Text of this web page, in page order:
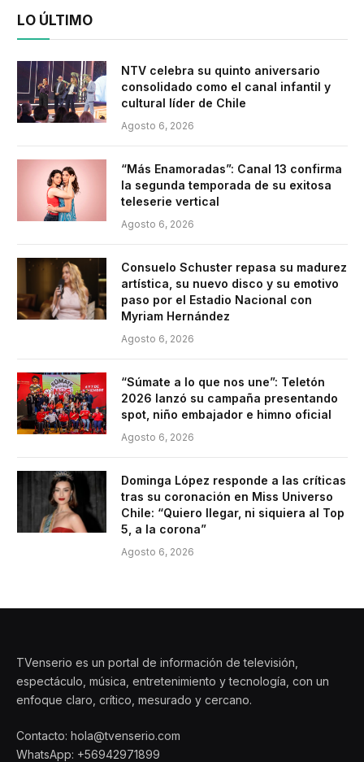
LO ÚLTIMO
NTV celebra su quinto aniversario
consolidado como el canal infantil y
cultural líder de Chile
Agosto 6, 2026
“Más Enamoradas”: Canal 13 confirma
la segunda temporada de su exitosa
teleserie vertical
Agosto 6, 2026
Consuelo Schuster repasa su madurez
artística, su nuevo disco y su emotivo
paso por el Estadio Nacional con
Myriam Hernández
Agosto 6, 2026
“Súmate a lo que nos une”: Teletón
2026 lanzó su campaña presentando
spot, niño embajador e himno oficial
Agosto 6, 2026
Dominga López responde a las críticas
tras su coronación en Miss Universo
Chile: “Quiero llegar, ni siquiera al Top
5, a la corona”
Agosto 6, 2026
TVenserio es un portal de información de televisión,
espectáculo, música, entretenimiento y tecnología, con un
enfoque claro, crítico, mesurado y cercano.
Contacto: hola@tvenserio.com
WhatsApp: +56942971899